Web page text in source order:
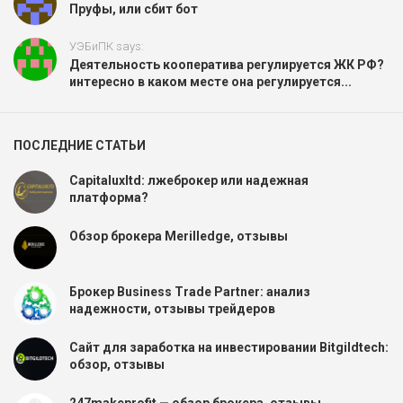
Пруфы, или сбит бот
УЭБиПК says:
Деятельность кооператива регулируется ЖК РФ?
интересно в каком месте она регулируется...
ПОСЛЕДНИЕ СТАТЬИ
Capitaluxltd: лжеброкер или надежная
платформа?
Обзор брокера Merilledge, отзывы
Брокер Business Trade Partner: анализ
надежности, отзывы трейдеров
Сайт для заработка на инвестировании Bitgildtech:
обзор, отзывы